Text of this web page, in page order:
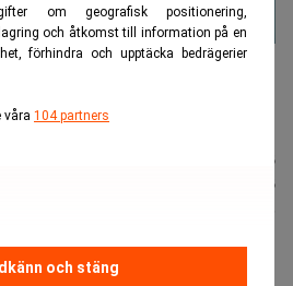
om geografisk positionering,
och åtkomst till information på en
förhindra och upptäcka bedrägerier
våra 104 partners
och stäng
har fått i gåva från Qatar, ska ha
kronor. Gåvan har väckt etiska
Foto: Julia Demaree
11 juli 2026
11 juli 2026
hem från Natomötet i